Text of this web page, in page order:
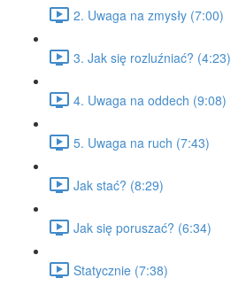
2. Uwaga na zmysły (7:00)
3. Jak się rozluźniać? (4:23)
4. Uwaga na oddech (9:08)
5. Uwaga na ruch (7:43)
Jak stać? (8:29)
Jak się poruszać? (6:34)
Statycznie (7:38)